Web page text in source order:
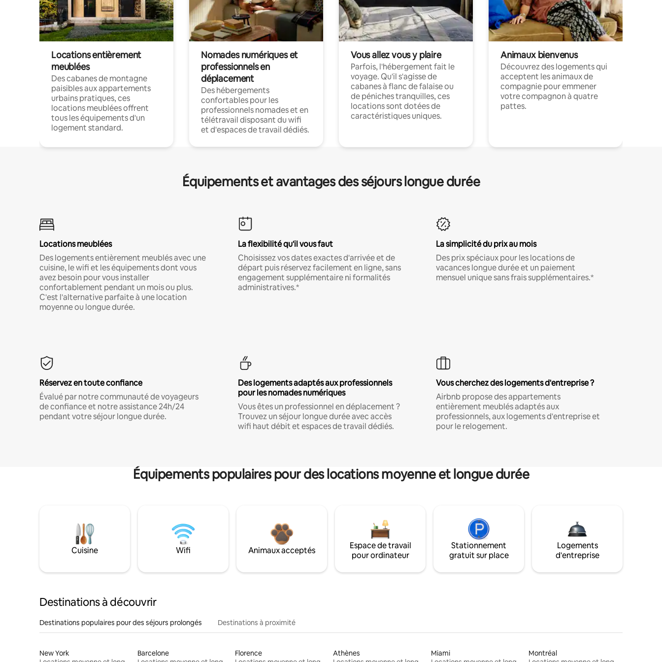
Locations entièrement
meublées
Des cabanes de montagne
paisibles aux appartements
urbains pratiques, ces
locations meublées offrent
tous les équipements d'un
logement standard.
Nomades numériques et
professionnels en
déplacement
Des hébergements
confortables pour les
professionnels nomades et en
télétravail disposant du wifi
et d'espaces de travail dédiés.
Vous allez vous y plaire
Parfois, l'hébergement fait le
voyage. Qu'il s'agisse de
cabanes à flanc de falaise ou
de péniches tranquilles, ces
locations sont dotées de
caractéristiques uniques.
Animaux bienvenus
Découvrez des logements qui
acceptent les animaux de
compagnie pour emmener
votre compagnon à quatre
pattes.
Équipements et avantages des séjours longue durée
Locations meublées
Des logements entièrement meublés avec une
cuisine, le wifi et les équipements dont vous
avez besoin pour vous installer
confortablement pendant un mois ou plus.
C'est l'alternative parfaite à une location
moyenne ou longue durée.
La flexibilité qu'il vous faut
Choisissez vos dates exactes d'arrivée et de
départ puis réservez facilement en ligne, sans
engagement supplémentaire ni formalités
administratives.*
La simplicité du prix au mois
Des prix spéciaux pour les locations de
vacances longue durée et un paiement
mensuel unique sans frais supplémentaires.*
Réservez en toute confiance
Évalué par notre communauté de voyageurs
de confiance et notre assistance 24h/24
pendant votre séjour longue durée.
Des logements adaptés aux professionnels
pour les nomades numériques
Vous êtes un professionnel en déplacement ?
Trouvez un séjour longue durée avec accès
wifi haut débit et espaces de travail dédiés.
Vous cherchez des logements d'entreprise ?
Airbnb propose des appartements
entièrement meublés adaptés aux
professionnels, aux logements d'entreprise et
pour le relogement.
Équipements populaires pour des locations moyenne et longue durée
Cuisine Wifi Animaux acceptés
Espace de travail
pour ordinateur
Stationnement
gratuit sur place
Logements
d'entreprise
Destinations à découvrir
Destinations populaires pour des séjours prolongés Destinations à proximité
New York
Barcelone
Florence
Athènes
Miami
Montréal